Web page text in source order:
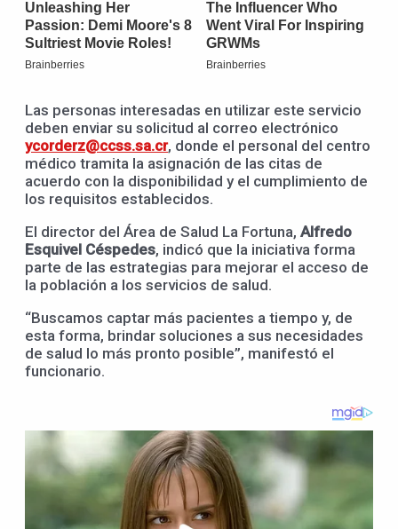
Las personas interesadas en utilizar este servicio
deben enviar su solicitud al correo electrónico
ycorderz@ccss.sa.cr, donde el personal del centro
médico tramita la asignación de las citas de
acuerdo con la disponibilidad y el cumplimiento de
los requisitos establecidos.
El director del Área de Salud La Fortuna, Alfredo
Esquivel Céspedes, indicó que la iniciativa forma
parte de las estrategias para mejorar el acceso de
la población a los servicios de salud.
“Buscamos captar más pacientes a tiempo y, de
esta forma, brindar soluciones a sus necesidades
de salud lo más pronto posible”, manifestó el
funcionario.